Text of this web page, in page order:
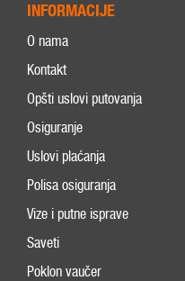
INFORMACIJE
O nama
Kontakt
Opšti uslovi putovanja
Osiguranje
Uslovi plaćanja
Polisa osiguranja
Vize i putne isprave
Saveti
Poklon vaučer